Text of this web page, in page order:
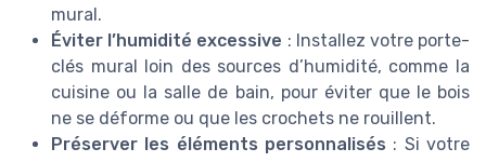
mural.
Éviter l’humidité excessive : Installez votre porte-
clés mural loin des sources d’humidité, comme la
cuisine ou la salle de bain, pour éviter que le bois
ne se déforme ou que les crochets ne rouillent.
Préserver les éléments personnalisés : Si votre